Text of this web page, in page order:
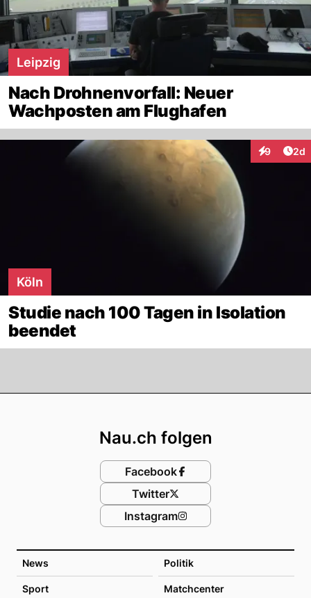
Leipzig
Nach Drohnenvorfall: Neuer
Wachposten am Flughafen
9 2d
Köln
Studie nach 100 Tagen in Isolation
beendet
News Politik
Sport Matchcenter
Nau.ch folgen
Facebook
Twitter
Instagram